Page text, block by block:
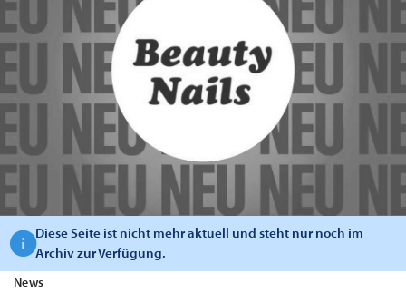
Diese Seite ist nicht mehr aktuell und steht nur noch im
Archiv zur Verfügung.
News